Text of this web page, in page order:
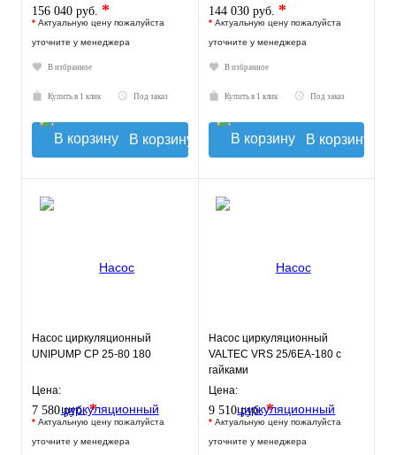
156 040 руб. *
* Актуальную цену пожалуйста
уточните у менеджера
В избранное
Купить в 1 клик Под заказ
В корзину
144 030 руб. *
* Актуальную цену пожалуйста
уточните у менеджера
В избранное
Купить в 1 клик Под заказ
В корзину
Насос циркуляционный
UNIPUMP CP 25-80 180
Цена:
7 580 руб.*
* Актуальную цену пожалуйста
уточните у менеджера
Насос циркуляционный
VALTEC VRS 25/6EA-180 с
гайками
Цена:
9 510 руб.*
* Актуальную цену пожалуйста
уточните у менеджера